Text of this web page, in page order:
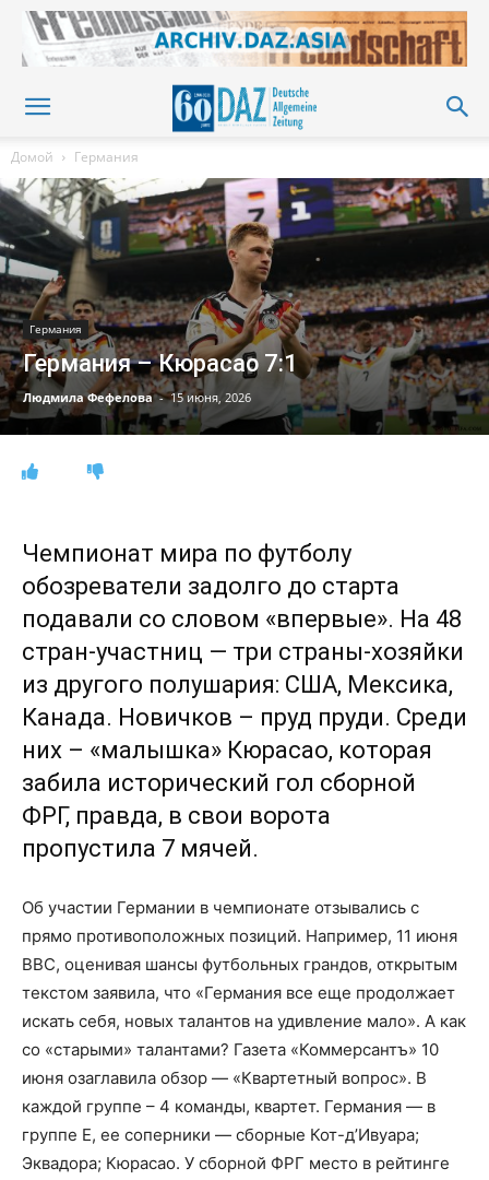
Домой Германия
Германия
Германия – Кюрасао 7:1
Людмила Фефелова - 15 июня, 2026
Чемпионат мира по футболу
обозреватели задолго до старта
подавали со словом «впервые». На 48
стран-участниц — три страны-хозяйки
из другого полушария: США, Мексика,
Канада. Новичков – пруд пруди. Среди
них – «малышка» Кюрасао, которая
забила исторический гол сборной
ФРГ, правда, в свои ворота
пропустила 7 мячей.
Об участии Германии в чемпионате отзывались с
прямо противоположных позиций. Например, 11 июня
ВВС, оценивая шансы футбольных грандов, открытым
текстом заявила, что «Германия все еще продолжает
искать себя, новых талантов на удивление мало». А как
со «старыми» талантами? Газета «Коммерсантъ» 10
июня озаглавила обзор — «Квартетный вопрос». В
каждой группе – 4 команды, квартет. Германия — в
группе Е, ее соперники — сборные Кот-д’Ивуара;
Эквадора; Кюрасао. У сборной ФРГ место в рейтинге